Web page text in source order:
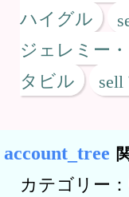
ハイグル
ジェレミー
タビル
カテゴリー：